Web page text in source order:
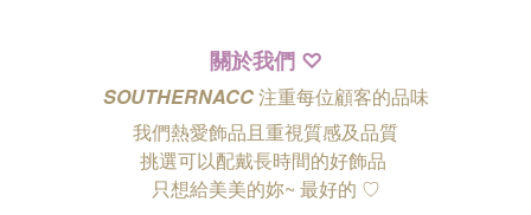
關於我們 ♡
SOUTHERNACC注重每位顧客的品味
我們熱愛飾品且重視質感及品質
挑選可以配戴長時間的好飾品
只想給美美的妳~ 最好的 ♡